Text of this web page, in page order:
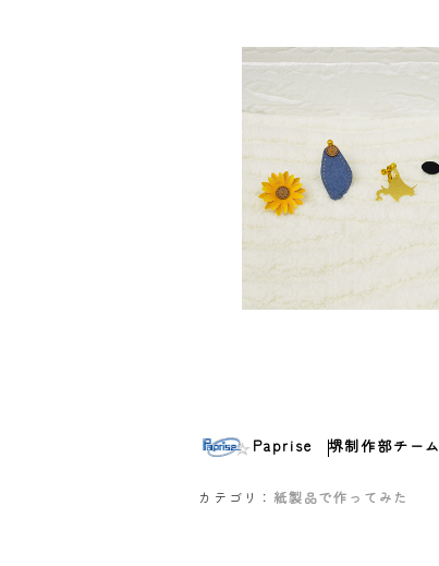
Paprise 堺制作部チーム
カテゴリ： 紙製品で作ってみた